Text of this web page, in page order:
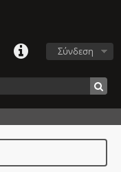
Σύνδεση